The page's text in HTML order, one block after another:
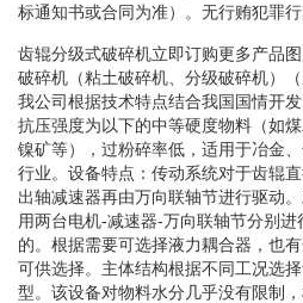
标通知书或合同为准）。无行贿犯罪
齿辊分级式破碎机立即订购更多产品
破碎机（粘土破碎机、分级破碎机）
我公司根据技术特点结合我国国情开
抗压强度为以下的中等硬度物料（如
镍矿等），过粉碎率低，适用于冶金
行业。设备特点：传动系统对于齿辊
出轴减速器再由万向联轴节进行驱动
用两台电机-减速器-万向联轴节分别
的。根据需要可选择液力耦合器，也
可供选择。主体结构根据不同工况选
型。该设备对物料水分几乎没有限制